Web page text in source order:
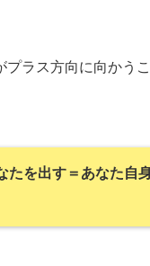
ラス方向に向かうこ
たを出す＝あなた自